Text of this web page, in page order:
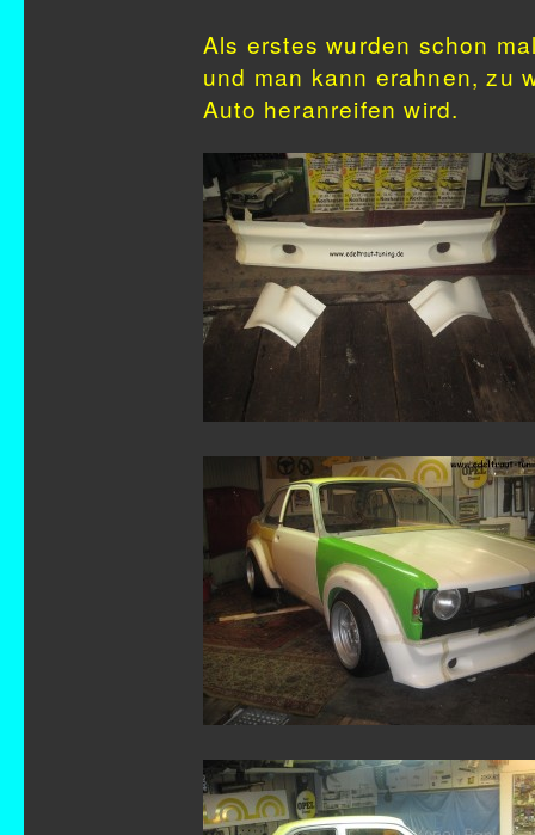
Als erstes wurden schon
und man kann erahnen, zu
Auto heranreifen wird.